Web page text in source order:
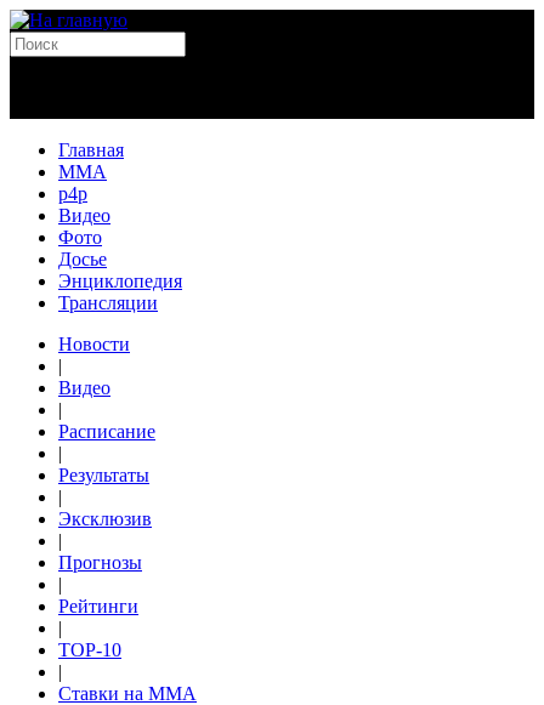
Главная
MMA
p4p
Видео
Фото
Досье
Энциклопедия
Трансляции
Новости
|
Видео
|
Расписание
|
Результаты
|
Эксклюзив
|
Прогнозы
|
Рейтинги
|
TOP-10
|
Ставки на ММА